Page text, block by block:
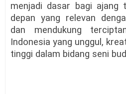
menjadi dasar bagi ajang
depan yang relevan
dan mendukung
Indonesia yang unggul,
tinggi dalam bidang seni